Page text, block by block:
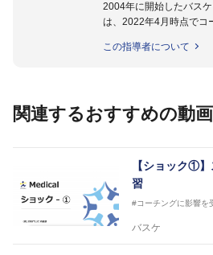
2004年に開始したバス
は、2022年4月時点でコ
指導実績多数・各地講習
など多くの書籍・DVDも
2016年U12ナショナル
2016年U13ナショナル
2016年男子日本代表サポ
2017年U12ナショナル
2017年U13ナショナル
2017年男子日本代表サポ
この指導者について
関連するおすすめの動画
【ショック①
習
#コーチングに影響を
バスケ